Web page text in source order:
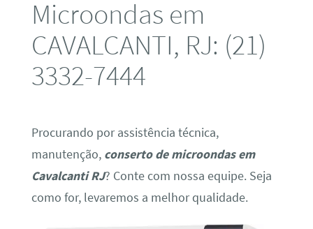
Microondas em
CAVALCANTI, RJ: (21)
3332-7444
Procurando por assistência técnica,
manutenção, conserto de microondas em
Cavalcanti RJ? Conte com nossa equipe. Seja
como for, levaremos a melhor qualidade.